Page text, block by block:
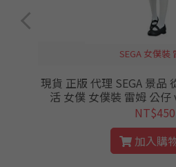
SEGA 女僕裝
現貨 正版 代理 SEGA 景品
活 女僕 女僕裝 雷姆 公仔
NT$450
加入購